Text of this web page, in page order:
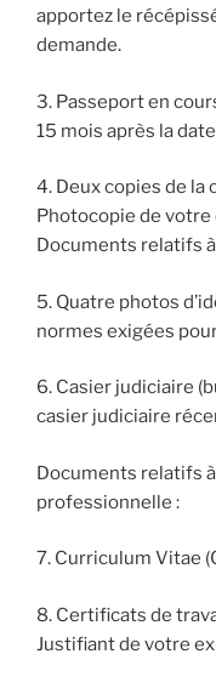
apportez le
demande.
3. Passeport en
15 mois après la
4. Deux copies de la
Photocopie de votre
Documents relatifs
5. Quatre photos
normes exigées
6. Casier judiciaire
casier judiciaire
Documents relatifs
professionnelle :
7. Curriculum Vitae
8. Certificats de
Justifiant de votre